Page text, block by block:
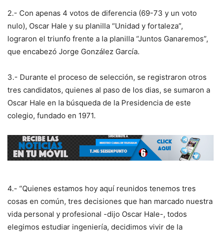
2.- Con apenas 4 votos de diferencia (69-73 y un voto
nulo), Oscar Hale y su planilla “Unidad y fortaleza”,
lograron el triunfo frente a la planilla “Juntos Ganaremos”,
que encabezó Jorge González García.
3.- Durante el proceso de selección, se registraron otros
tres candidatos, quienes al paso de los dias, se sumaron a
Oscar Hale en la búsqueda de la Presidencia de este
colegio, fundado en 1971.
4.- “Quienes estamos hoy aquí reunidos tenemos tres
cosas en común, tres decisiones que han marcado nuestra
vida personal y profesional -dijo Oscar Hale-, todos
elegimos estudiar ingeniería, decidimos vivir de la